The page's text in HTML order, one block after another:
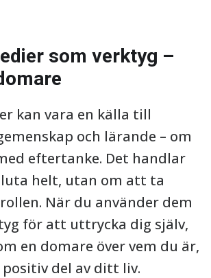
som verktyg –
kan vara en källa till
och lärande – om
eftertanke. Det handlar
helt, utan om att ta
När du använder dem
för att uttrycka dig själv,
en domare över vem du är,
positiv del av ditt liv.